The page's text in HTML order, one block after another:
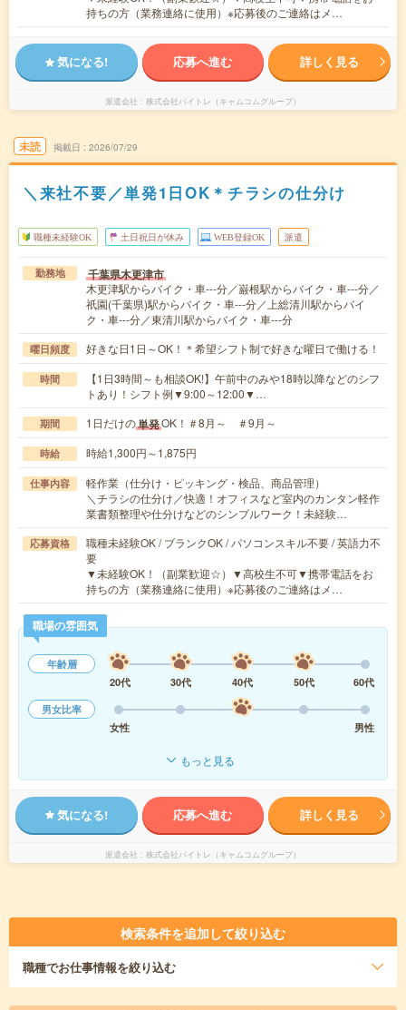
持ちの方（業務連絡に使用）※応募後のご連絡はメ…
気になる! 応募へ進む 詳しく見る
派遣会社 株式会社バイトレ（キャムコムグループ）
未読 掲載日 2026/07/29
＼来社不要／単発1日OK＊チラシの仕分け
職種未経験OK 土日祝日が休み WEB登録OK 派遣
勤務地 千葉県木更津市
木更津駅からバイク・車---分／巌根駅からバイク・車---分／
祇園(千葉県)駅からバイク・車---分／上総清川駅からバイ
ク・車---分／東清川駅からバイク・車---分
曜日頻度 好きな日1日～OK！＊希望シフト制で好きな曜日で働ける！
時間
【1日3時間～も相談OK!】午前中のみや18時以降などのシフ
トあり！シフト例▼9:00～12:00▼…
期間 1日だけの単発OK！＃8月～ ＃9月～
時給 時給1,300円～1,875円
仕事内容
軽作業（仕分け・ピッキング・検品、商品管理）
＼チラシの仕分け／快適！オフィスなど室内のカンタン軽作
業書類整理や仕分けなどのシンプルワーク！未経験…
応募資格
職種未経験OK / ブランクOK / パソコンスキル不要 / 英語力不
要
▼未経験OK！（副業歓迎☆）▼高校生不可▼携帯電話をお
持ちの方（業務連絡に使用）※応募後のご連絡はメ…
職場の雰囲気
年齢層
20代
30代 40代 50代
60代
男女比率
女性
男性
もっと見る
気になる! 応募へ進む 詳しく見る
派遣会社 株式会社バイトレ（キャムコムグループ）
検索条件を追加して絞り込む
職種でお仕事情報を絞り込む